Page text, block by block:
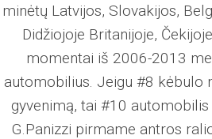
minėtų Latvijos, Slovakijos,
Didžiojoje Britanijoje,
momentai iš 2006-2013
automobilius. Jeigu #8 kėbulo
gyvenimą, tai #10
G.Panizzi pirmame antros